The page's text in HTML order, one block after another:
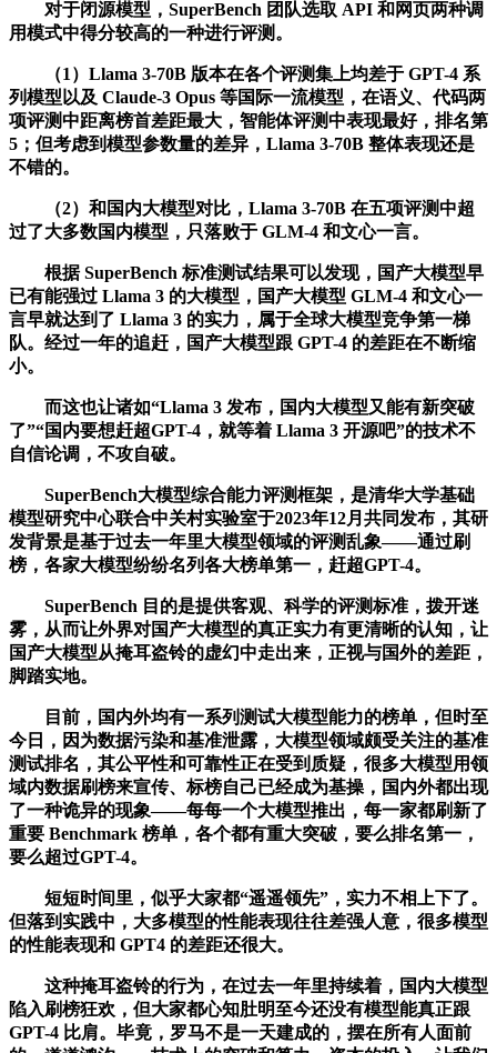
对于闭源模型，SuperBench 团队选取 API 和网页两种调
用模式中得分较高的一种进行评测。
（1）Llama 3-70B 版本在各个评测集上均差于 GPT-4 系
列模型以及 Claude-3 Opus 等国际一流模型，在语义、代码两
项评测中距离榜首差距最大，智能体评测中表现最好，排名第
5；但考虑到模型参数量的差异，Llama 3-70B 整体表现还是
不错的。
（2）和国内大模型对比，Llama 3-70B 在五项评测中超
过了大多数国内模型，只落败于 GLM-4 和文心一言。
根据 SuperBench 标准测试结果可以发现，国产大模型早
已有能强过 Llama 3 的大模型，国产大模型 GLM-4 和文心一
言早就达到了 Llama 3 的实力，属于全球大模型竞争第一梯
队。经过一年的追赶，国产大模型跟 GPT-4 的差距在不断缩
小。
而这也让诸如“Llama 3 发布，国内大模型又能有新突破
了”“国内要想赶超GPT-4，就等着 Llama 3 开源吧”的技术不
自信论调，不攻自破。
SuperBench大模型综合能力评测框架，是清华大学基础
模型研究中心联合中关村实验室于2023年12月共同发布，其研
发背景是基于过去一年里大模型领域的评测乱象——通过刷
榜，各家大模型纷纷名列各大榜单第一，赶超GPT-4。
SuperBench 目的是提供客观、科学的评测标准，拨开迷
雾，从而让外界对国产大模型的真正实力有更清晰的认知，让
国产大模型从掩耳盗铃的虚幻中走出来，正视与国外的差距，
脚踏实地。
目前，国内外均有一系列测试大模型能力的榜单，但时至
今日，因为数据污染和基准泄露，大模型领域颇受关注的基准
测试排名，其公平性和可靠性正在受到质疑，很多大模型用领
域内数据刷榜来宣传、标榜自己已经成为基操，国内外都出现
了一种诡异的现象——每每一个大模型推出，每一家都刷新了
重要 Benchmark 榜单，各个都有重大突破，要么排名第一，
要么超过GPT-4。
短短时间里，似乎大家都“遥遥领先”，实力不相上下了。
但落到实践中，大多模型的性能表现往往差强人意，很多模型
的性能表现和 GPT4 的差距还很大。
这种掩耳盗铃的行为，在过去一年里持续着，国内大模型
陷入刷榜狂欢，但大家都心知肚明至今还没有模型能真正跟
GPT-4 比肩。毕竟，罗马不是一天建成的，摆在所有人面前